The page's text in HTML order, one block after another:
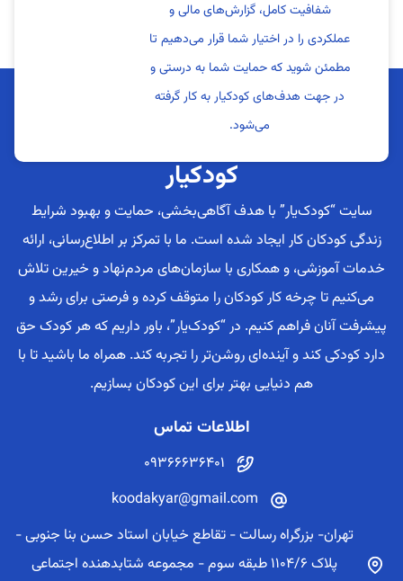
شفافیت کامل، گزارش‌های مالی و
عملکردی را در اختیار شما قرار می‌دهیم تا
مطمئن شوید که حمایت شما به درستی و
در جهت هدف‌های کودکیار به کار گرفته
می‌شود.
کودکیار
سایت “کودک‌یار” با هدف آگاهی‌بخشی، حمایت و بهبود شرایط
زندگی کودکان کار ایجاد شده است. ما با تمرکز بر اطلاع‌رسانی، ارائه
خدمات آموزشی، و همکاری با سازمان‌های مردم‌نهاد و خیرین تلاش
می‌کنیم تا چرخه کار کودکان را متوقف کرده و فرصتی برای رشد و
پیشرفت آنان فراهم کنیم. در “کودک‌یار”، باور داریم که هر کودک حق
دارد کودکی کند و آینده‌ای روشن‌تر را تجربه کند. همراه ما باشید تا با
هم دنیایی بهتر برای این کودکان بسازیم.
اطلاعات تماس
09366636401
koodakyar@gmail.com
تهران- بزرگراه رسالت - تقاطع خیابان استاد حسن بنا جنوبی -
پلاک 1104/6 طبقه سوم - مجموعه شتابدهنده اجتماعی